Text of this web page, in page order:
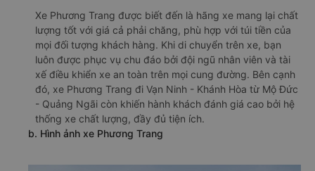
Xe Phương Trang được biết đến là hãng xe mang lại chất
lượng tốt với giá cả phải chăng, phù hợp với túi tiền của
mọi đối tượng khách hàng. Khi di chuyển trên xe, bạn
luôn được phục vụ chu đáo bởi đội ngũ nhân viên và tài
xế điều khiển xe an toàn trên mọi cung đường. Bên cạnh
đó, xe Phương Trang đi Vạn Ninh - Khánh Hòa từ Mộ Đức
- Quảng Ngãi còn khiến hành khách đánh giá cao bởi hệ
thống xe chất lượng, đầy đủ tiện ích.
b. Hình ảnh xe Phương Trang